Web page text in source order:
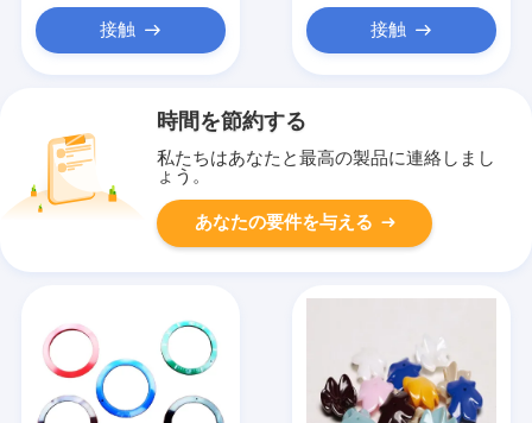
接触 接触
時間を節約する
私たちはあなたと最高の製品に連絡しまし
ょう。
あなたの要件を与える